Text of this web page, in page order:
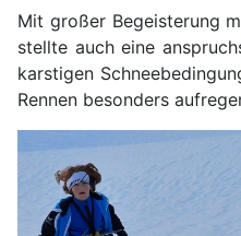
Mit großer Begeisterung
stellte auch eine
karstigen
Rennen besonders